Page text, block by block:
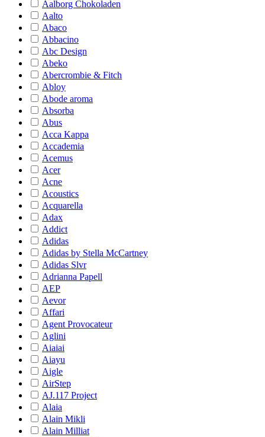
Aalborg Chokoladen
Aalto
Abaco
Abbacino
Abc Design
Abeko
Abercrombie & Fitch
Abloy
Abode aroma
Absorba
Abus
Acca Kappa
Accademia
Acemus
Acer
Acne
Acoustics
Acquarella
Adax
Addict
Adidas
Adidas by Stella McCartney
Adidas Slvr
Adrianna Papell
AEP
Aevor
Affari
Agent Provocateur
Aglini
Aiaiai
Aiayu
Aigle
AirStep
AJ.117 Project
Alaia
Alain Mikli
Alain Milliat